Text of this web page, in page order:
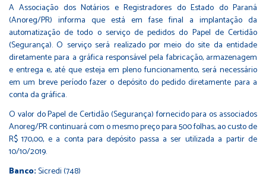
A Associação dos Notários e Registradores do Estado do Paraná
(Anoreg/PR) informa que está em fase final a implantação da
automatização de todo o serviço de pedidos do Papel de Certidão
(Segurança). O serviço será realizado por meio do site da entidade
diretamente para a gráfica responsável pela fabricação, armazenagem
e entrega e, até que esteja em pleno funcionamento, será necessário
em um breve período fazer o depósito do pedido diretamente para a
conta da gráfica.
O valor do Papel de Certidão (Segurança) fornecido para os associados
Anoreg/PR continuará com o mesmo preço para 500 folhas, ao custo de
R$ 170,00, e a conta para depósito passa a ser utilizada a partir de
10/10/2019.
Banco:Sicredi (748)